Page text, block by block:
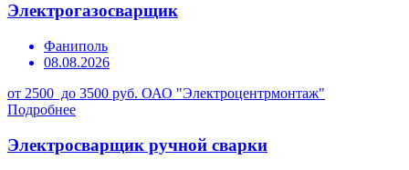
Электрогазосварщик
Фаниполь
08.08.2026
от 2500 до 3500 руб. ОАО "Электроцентрмонтаж"
Подробнее
Электросварщик ручной сварки